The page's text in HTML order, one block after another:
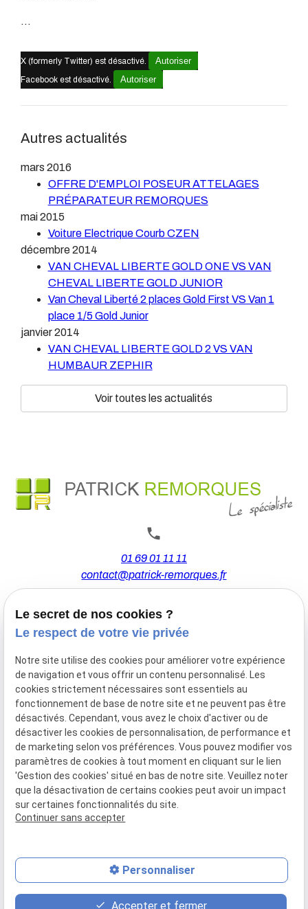
...
X (formerly Twitter) est désactivé. Autoriser
Facebook est désactivé. Autoriser
Autres actualités
mars 2016
OFFRE D'EMPLOI POSEUR ATTELAGES
PRÉPARATEUR REMORQUES
mai 2015
Voiture Electrique Courb CZEN
décembre 2014
VAN CHEVAL LIBERTE GOLD ONE VS VAN
CHEVAL LIBERTE GOLD JUNIOR
Van Cheval Liberté 2 places Gold First VS Van 1
place 1/5 Gold Junior
janvier 2014
VAN CHEVAL LIBERTE GOLD 2 VS VAN
HUMBAUR ZEPHIR
Voir toutes les actualités
01 69 01 11 11
contact@patrick-remorques.fr
44 Avenue de la Division Leclerc
91160 BALLAINVILLIERS
Du Mardi au Samedi
De 9h00 à 12h30 et de 13h30 à 18h00
Le Lundi sur rendez-vous.
Mentions
légales
Politique de
confidentialité
Gestion
des
cookies
Plan du
site
Siret :77556328100028
place contact_page phone
Le secret de nos cookies ?
Le respect de votre vie privée
Notre site utilise des cookies pour améliorer votre expérience
de navigation et vous offrir un contenu personnalisé. Les
cookies strictement nécessaires sont essentiels au
fonctionnement de base de notre site et ne peuvent pas être
désactivés. Cependant, vous avez le choix d'activer ou de
désactiver les cookies de personnalisation, de performance et
de marketing selon vos préférences. Vous pouvez modifier vos
paramètres de cookies à tout moment en cliquant sur le lien
'Gestion des cookies' situé en bas de notre site. Veuillez noter
que la désactivation de certains cookies peut avoir un impact
sur certaines fonctionnalités du site.
Continuer sans accepter
Personnaliser
Accepter et fermer